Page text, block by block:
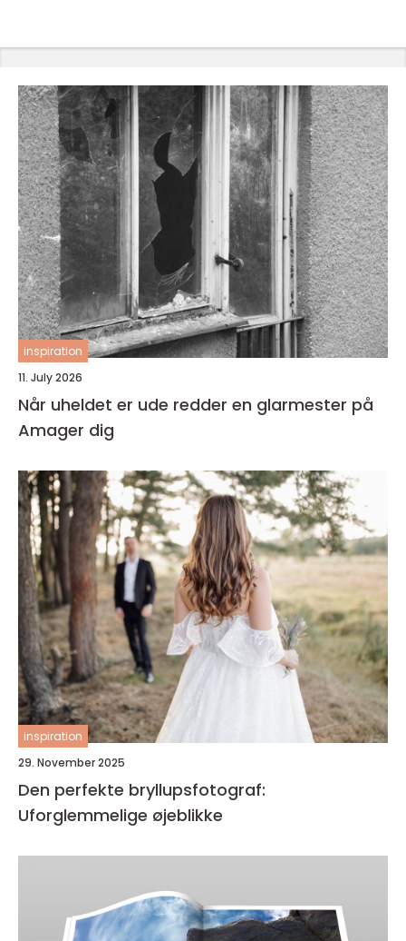
inspiration
11. July 2026
Når uheldet er ude redder en glarmester på
Amager dig
inspiration
29. November 2025
Den perfekte bryllupsfotograf:
Uforglemmelige øjeblikke